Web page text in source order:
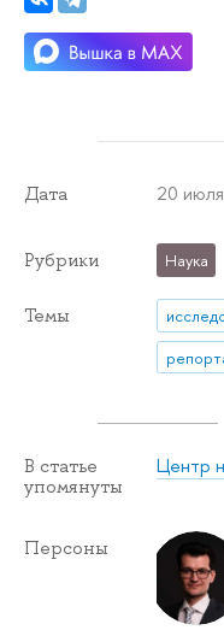
Дата 20
Рубрики Наука
Темы
В статье
упомянуты
Центр
Персоны